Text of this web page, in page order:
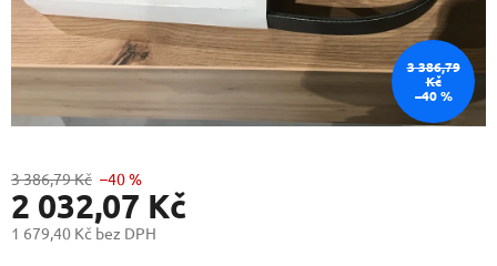
3 386,79
Kč
–40 %
3 386,79 Kč –40 %
2 032,07 Kč
1 679,40 Kč bez DPH